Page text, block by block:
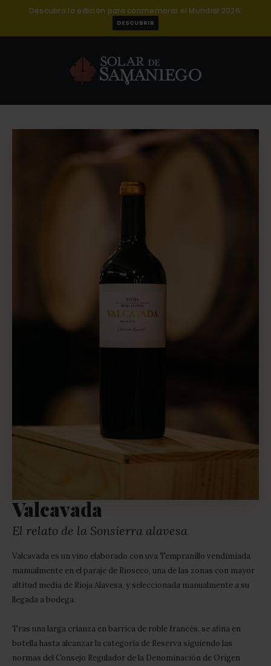
Descubra la edición para conmemorar el Mundial 2026:
DESCUBRIR
Valcavada
El relato de la Sonsierra alavesa
Valcavada es un vino elaborado con uva Tempranillo vendimiada
manualmente en el paraje de Rioseco, una de las zonas con mayor
altitud media de Rioja Alavesa, y seleccionada manualmente a su
llegada a bodega.
Tras una larga crianza en barrica de roble francés, se afina en
botella hasta alcanzar la categoría de Reserva siguiendo las
normas del Consejo Regulador de la Denominación de Origen